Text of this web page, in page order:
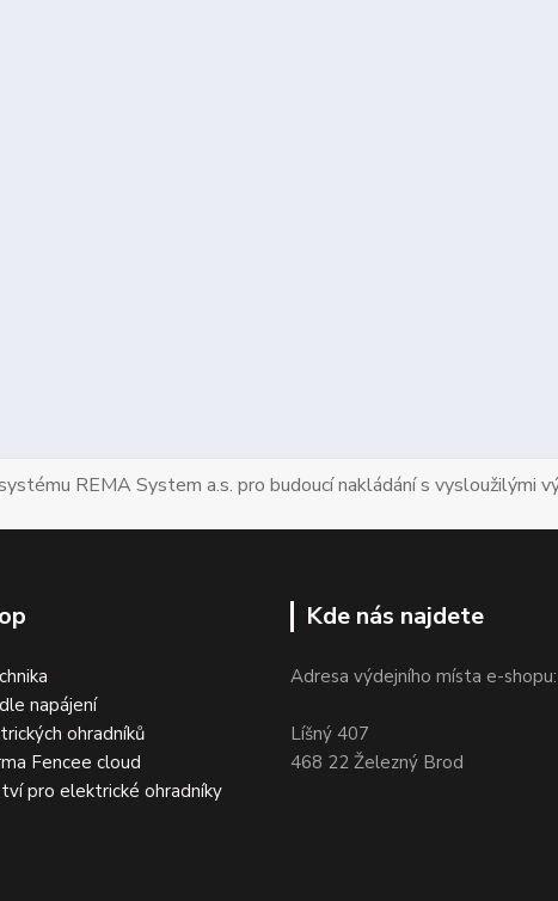
REMA System a.s. pro budoucí nakládání s vysloužilými
napájení
ohradníků
Fencee cloud
pro elektrické ohradníky
Kde nás najdete
Adresa výdejního místa e-shopu:
Líšný 407
468 22 Železný Brod